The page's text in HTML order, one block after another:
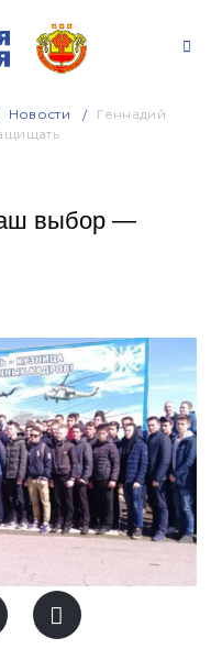
Новости
Геннадий
выбор —